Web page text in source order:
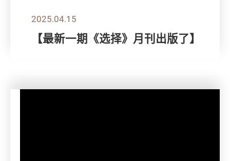
2025.04.15
【最新一期《选择》月刊出版了】